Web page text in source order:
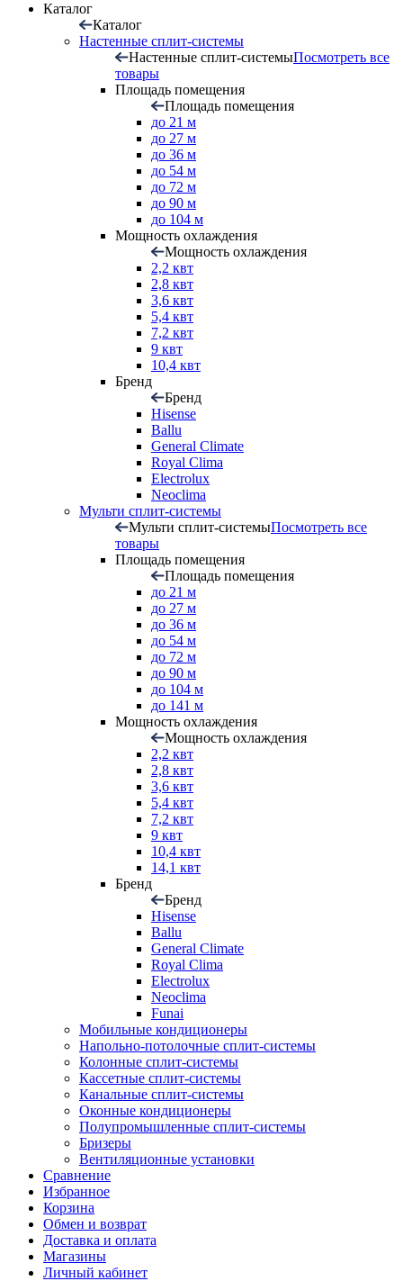
Каталог
Каталог
Настенные сплит-системы
Настенные сплит-системыПосмотреть все
товары
Площадь помещения
Площадь помещения
до 21 м
до 27 м
до 36 м
до 54 м
до 72 м
до 90 м
до 104 м
Мощность охлаждения
Мощность охлаждения
2,2 квт
2,8 квт
3,6 квт
5,4 квт
7,2 квт
9 квт
10,4 квт
Бренд
Бренд
Hisense
Ballu
General Climate
Royal Clima
Electrolux
Neoclima
Мульти сплит-системы
Мульти сплит-системыПосмотреть все
товары
Площадь помещения
Площадь помещения
до 21 м
до 27 м
до 36 м
до 54 м
до 72 м
до 90 м
до 104 м
до 141 м
Мощность охлаждения
Мощность охлаждения
2,2 квт
2,8 квт
3,6 квт
5,4 квт
7,2 квт
9 квт
10,4 квт
14,1 квт
Бренд
Бренд
Hisense
Ballu
General Climate
Royal Clima
Electrolux
Neoclima
Funai
Мобильные кондиционеры
Напольно-потолоч​ные ​сплит-системы
Колонные ​​сплит-системы
Кассетные сплит-системы
Канальные сплит-системы
Оконные кондиционеры
Полупромышленные сплит-системы
Бризеры
Вентиляционные установки
Сравнение
Избранное
Корзина
Обмен и возврат
Доставка и оплата
Магазины
Личный кабинет